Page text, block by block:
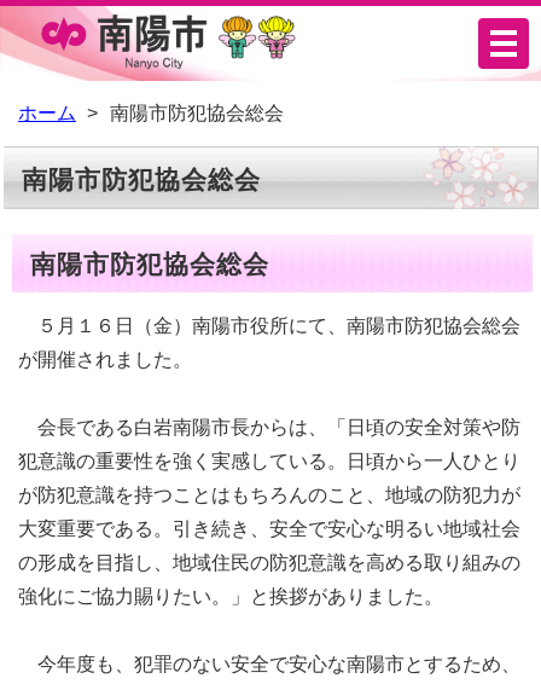
ニ
ー
ホーム 南陽市防犯協会総会
南陽市防犯協会総会
南陽市防犯協会総会
５月１６日（金）南陽市役所にて、南陽市防犯協会総会
が開催されました。
会長である白岩南陽市長からは、「日頃の安全対策や防
犯意識の重要性を強く実感している。日頃から一人ひとり
が防犯意識を持つことはもちろんのこと、地域の防犯力が
大変重要である。引き続き、安全で安心な明るい地域社会
の形成を目指し、地域住民の防犯意識を高める取り組みの
強化にご協力賜りたい。」と挨拶がありました。
今年度も、犯罪のない安全で安心な南陽市とするため、